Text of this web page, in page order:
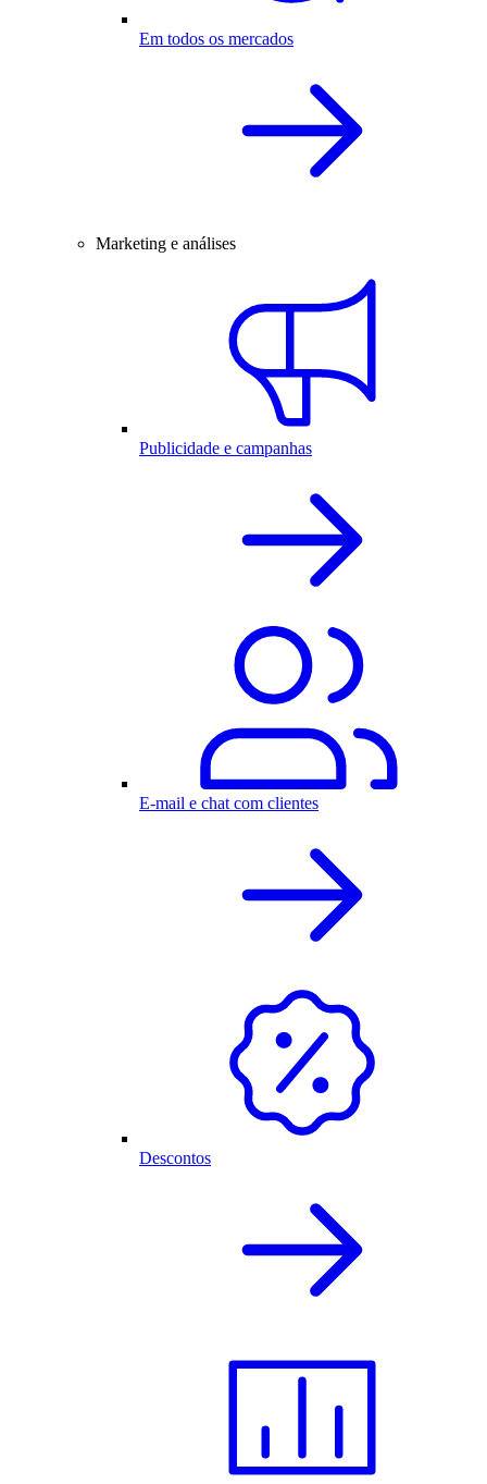
Em todos os mercados
Marketing e análises
Publicidade e campanhas
E-mail e chat com clientes
Descontos